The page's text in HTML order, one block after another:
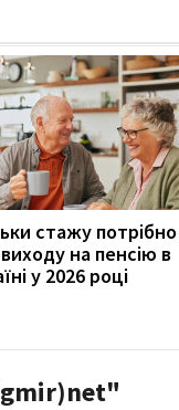
стажу потрібно
на пенсію в
у 2026 році